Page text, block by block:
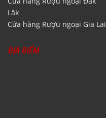
Lăk
Cửa hàng Rượu ngoại Gia Lai
ĐỊA ĐIỂM